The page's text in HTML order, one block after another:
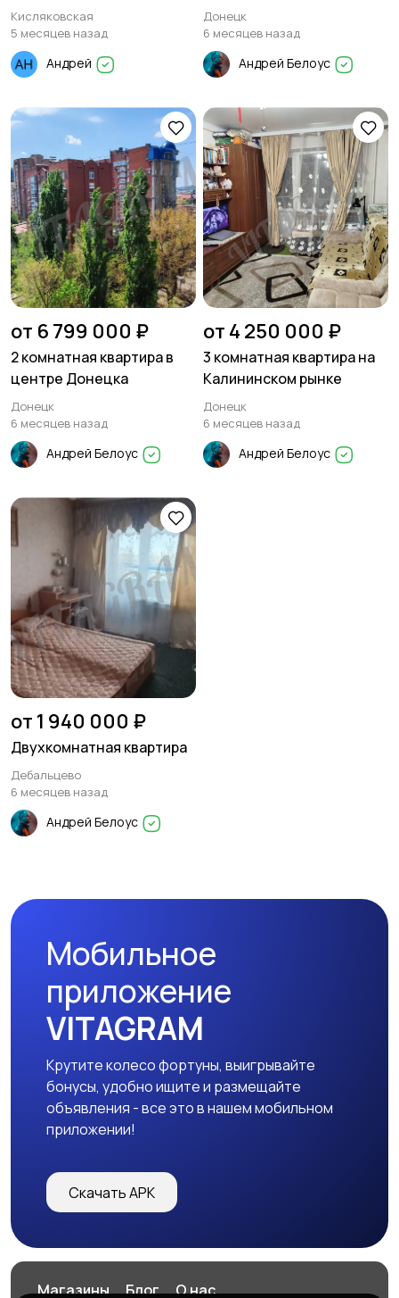
Кисляковская
5 месяцев назад
Андрей
Донецк
6 месяцев назад
Андрей Белоус
от 6 799 000 ₽
2 комнатная квартира в
центре Донецка
Донецк
6 месяцев назад
Андрей Белоус
от 4 250 000 ₽
3 комнатная квартира на
Калининском рынке
Донецк
6 месяцев назад
Андрей Белоус
от 1 940 000 ₽
Двухкомнатная квартира
Дебальцево
6 месяцев назад
Андрей Белоус
Мобильное
приложение
VITAGRAM
Крутите колесо фортуны, выигрывайте
бонусы, удобно ищите и размещайте
объявления - все это в нашем мобильном
приложении!
Скачать APK
Магазины Блог О нас